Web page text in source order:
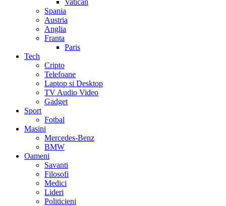
Spania
Austria
Anglia
Franta
Paris
Tech
Cripto
Telefoane
Laptop si Desktop
TV Audio Video
Gadget
Sport
Fotbal
Masini
Mercedes-Benz
BMW
Oameni
Savanti
Filosofi
Medici
Lideri
Politicieni